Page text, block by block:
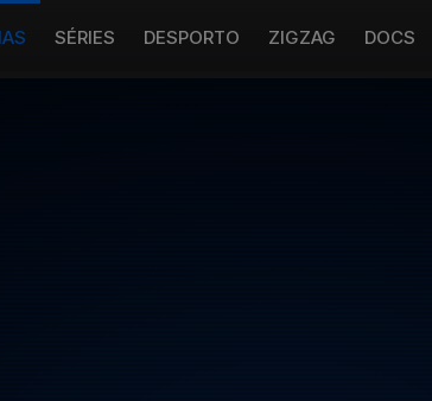
SÉRIES DESPORTO ZIGZAG DOCS